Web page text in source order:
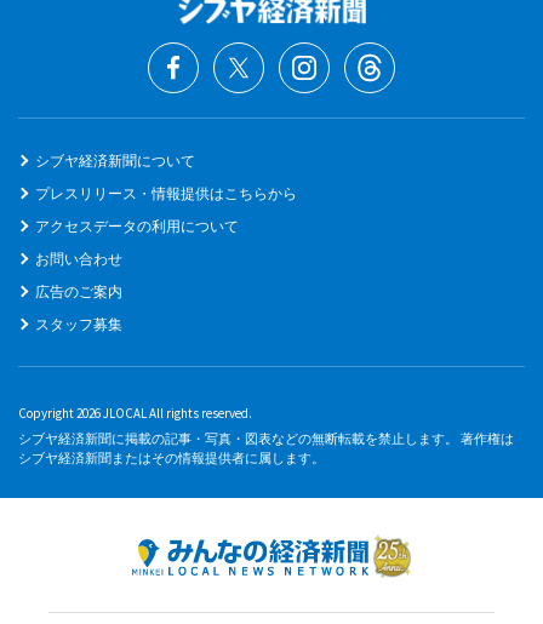
シブヤ経済新聞について
プレスリリース・情報提供はこちらから
アクセスデータの利用について
お問い合わせ
広告のご案内
スタッフ募集
Copyright 2026 JLOCAL All rights reserved.
シブヤ経済新聞に掲載の記事・写真・図表などの無断転載を禁止します。 著作権は
シブヤ経済新聞またはその情報提供者に属します。